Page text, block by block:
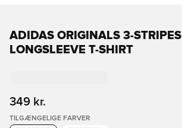
ADIDAS ORIGINALS 3-STRIPES
LONGSLEEVE T-SHIRT
349 kr.
TILGÆNGELIGE FARVER